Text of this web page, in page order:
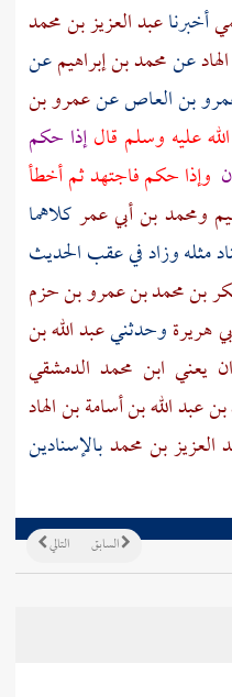
أخبرناعبد العزيز بن محمد
عنمحمد بن إبراهيمعن
بن العاصعنعمرو بن
عليه وسلم قالإذا حكم
وإذا حكم فاجتهد ثم أخطأ
ومحمد بن أبي عمركلاهما
مثله وزاد في عقب الحديث
بن محمد بن عمرو بن حزم
هريرةوحدثنيعبد الله بن
يعني ابن محمد الدمشقي
عبد الله بن أسامة بن الهاد
العزيز بن محمدبالإسنادين
التالي السابق